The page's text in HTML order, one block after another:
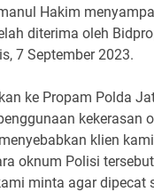
Hakim
diterima oleh
7 September 2023.
ke Propam Polda
kekerasan
klien
oknum Polisi
minta agar dipecat